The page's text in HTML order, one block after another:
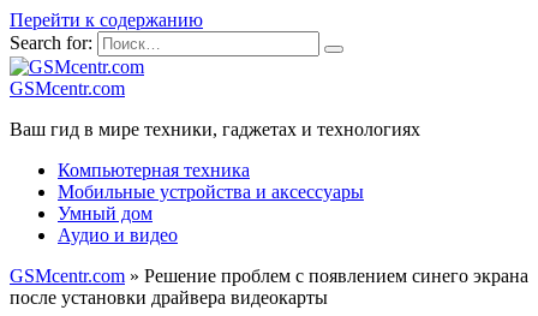
Перейти к содержанию
Search for:
GSMcentr.com
Ваш гид в мире техники, гаджетах и технологиях
Компьютерная техника
Мобильные устройства и аксессуары
Умный дом
Аудио и видео
GSMcentr.com » Решение проблем с появлением синего экрана
после установки драйвера видеокарты